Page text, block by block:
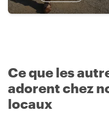
Ce que les
adorent chez
locaux